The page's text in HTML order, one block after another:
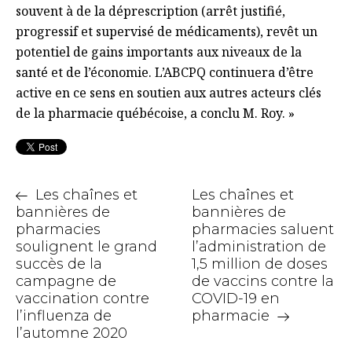
souvent à de la déprescription (arrêt justifié,
progressif et supervisé de médicaments), revêt un
potentiel de gains importants aux niveaux de la
santé et de l’économie. L’ABCPQ continuera d’être
active en ce sens en soutien aux autres acteurs clés
de la pharmacie québécoise, a conclu M. Roy. »
Les chaînes et
bannières de
pharmacies
soulignent le grand
succès de la
campagne de
vaccination contre
l’influenza de
l’automne 2020
Les chaînes et
bannières de
pharmacies saluent
l’administration de
1,5 million de doses
de vaccins contre la
COVID-19 en
pharmacie